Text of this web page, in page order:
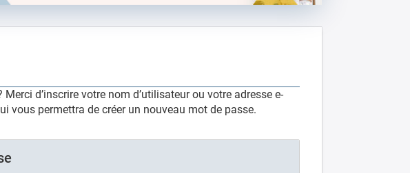
d’inscrire votre nom d’utilisateur ou votre adresse e-
vous permettra de créer un nouveau mot de passe.